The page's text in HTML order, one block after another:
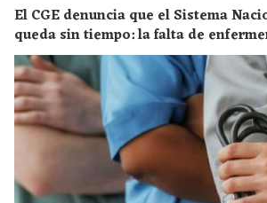
El CGE denuncia que el Sistema
queda sin tiempo: la falta de
supone un riesgo enorme para la
población